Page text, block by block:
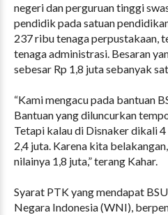
negeri dan perguruan tinggi
pendidik pada satuan
237 ribu tenaga perpustakaan,
tenaga administrasi. Besaran
sebesar Rp 1,8 juta sebanyak
“Kami mengacu pada bantuan
Bantuan yang diluncurkan
Tetapi kalau di Disnaker dikali
2,4 juta. Karena kita
nilainya 1,8 juta,” terang Kahar.
Syarat PTK yang mendapat
Negara Indonesia (WNI),